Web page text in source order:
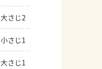
大さじ2
小さじ1
大さじ1